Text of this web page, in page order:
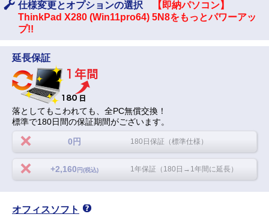
仕様変更とオプションの選択
【即納パソコン】
ThinkPad X280 (Win11pro64) 5N8をもっとパワーアッ
プ!!
延長保証
落としてもこわれても、全PC無償交換！
標準で180日間の保証期間がございます。
0円 180日保証（標準仕様）
+2,160 円(税込) 1年保証（180日→1年間に延長）
オフィスソフト